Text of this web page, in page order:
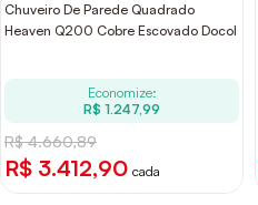
Chuveiro De Parede Quadrado
Heaven Q200 Cobre Escovado Docol
Economize:
R$ 1.247,99
R$ 4.660,89
R$ 3.412,90 cada